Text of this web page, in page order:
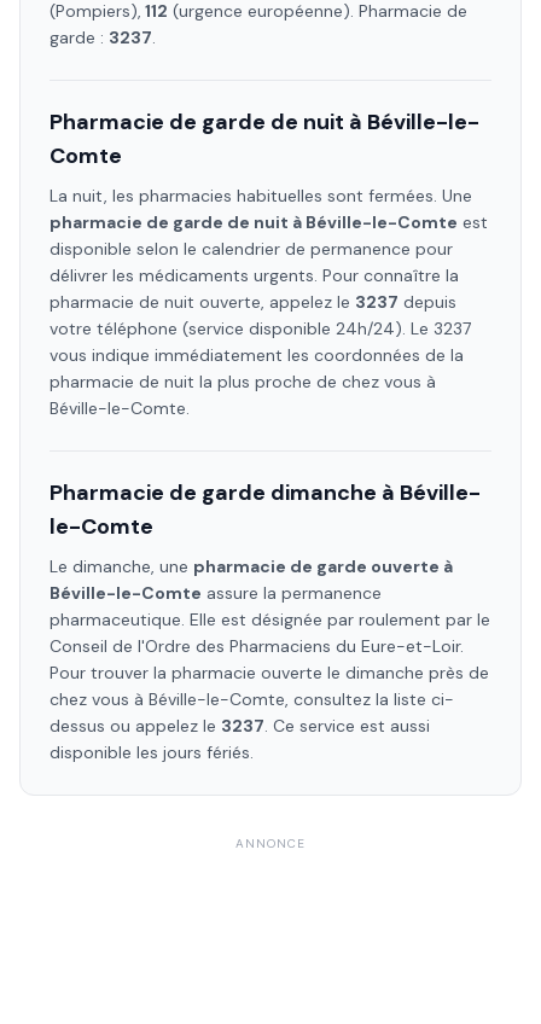
(Pompiers), 112 (urgence européenne). Pharmacie de
garde : 3237.
Pharmacie de garde de nuit à Béville-le-
Comte
La nuit, les pharmacies habituelles sont fermées. Une
pharmacie de garde de nuit à Béville-le-Comte est
disponible selon le calendrier de permanence pour
délivrer les médicaments urgents. Pour connaître la
pharmacie de nuit ouverte, appelez le 3237 depuis
votre téléphone (service disponible 24h/24). Le 3237
vous indique immédiatement les coordonnées de la
pharmacie de nuit la plus proche de chez vous à
Béville-le-Comte.
Pharmacie de garde dimanche à Béville-
le-Comte
Le dimanche, une pharmacie de garde ouverte à
Béville-le-Comte assure la permanence
pharmaceutique. Elle est désignée par roulement par le
Conseil de l'Ordre des Pharmaciens du Eure-et-Loir.
Pour trouver la pharmacie ouverte le dimanche près de
chez vous à Béville-le-Comte, consultez la liste ci-
dessus ou appelez le 3237. Ce service est aussi
disponible les jours fériés.
ANNONCE